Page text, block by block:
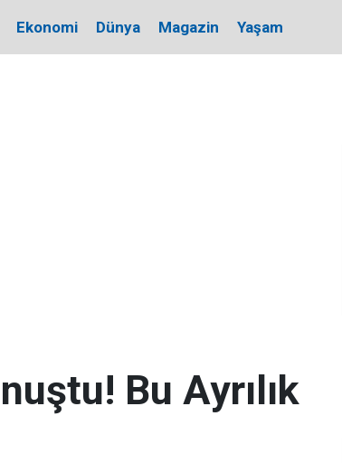
Ekonomi Dünya Magazin Yaşam
Bu Ayrılık